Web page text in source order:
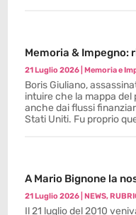
Memoria & Impegno:
21 Luglio 2026 |Memoria e
Boris Giuliano,
intuire che la mappa del
anche dai flussi
Stati Uniti. Fu proprio
A Mario Bignone la
21 Luglio 2026 |NEWS,
Il 21 luglio del 2010